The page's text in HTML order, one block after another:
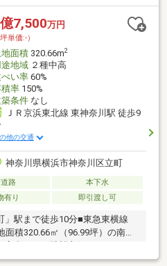
約480m【ご見学について】ご希
整いたします。ローン/住替え
OK・オンライン可能）
7,500万円
坪単価:-）
面積320.66m2
途地域２種中高
い率60%
率150%
条件なし
ＪＲ京浜東北線 東神奈川駅 徒歩9
他の交通
神奈川県横浜市神奈川区立町
路
本下水
有り 即引渡し可
駅まで徒歩10分■東急東横線
面積320.66㎡（96.99坪）の南西
ーが一望できます）■建築条件